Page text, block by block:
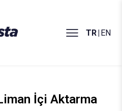
TR| EN
İçi Aktarma